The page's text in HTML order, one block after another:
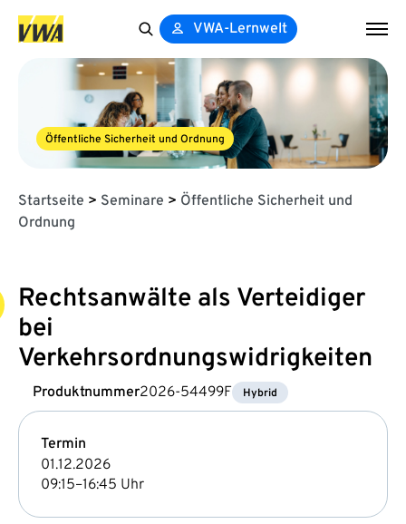
for:
VWA-Lernwelt
Öffentliche Sicherheit und Ordnung
Startseite > Seminare > Öffentliche Sicherheit und
Ordnung
Rechtsanwälte als Verteidiger
bei
Verkehrsordnungswidrigkeiten
Produktnummer2026-54499F Hybrid
Termin
01.12.2026
09:15–16:45 Uhr